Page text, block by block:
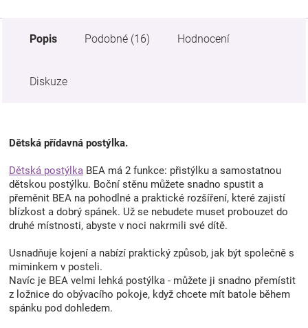
Popis Podobné (16) Hodnocení
Diskuze
Dětská přídavná postýlka.
Dětská postýlka BEA má 2 funkce: přistýlku a samostatnou
dětskou postýlku. Boční stěnu můžete snadno spustit a
přeměnit BEA na pohodlné a praktické rozšíření, které zajistí
blízkost a dobrý spánek. Už se nebudete muset probouzet do
druhé místnosti, abyste v noci nakrmili své dítě.
Usnadňuje kojení a nabízí praktický způsob, jak být společně s
miminkem v posteli.
Navíc je BEA velmi lehká postýlka - můžete ji snadno přemístit
z ložnice do obývacího pokoje, když chcete mít batole během
spánku pod dohledem.